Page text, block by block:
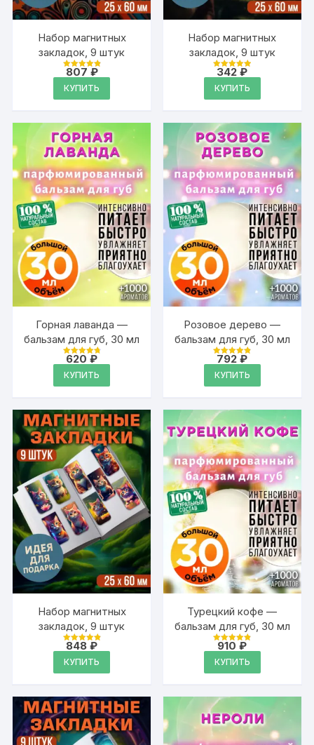
Набор магнитных
закладок, 9 штук
Оценка
из 5
807 ₽
КУПИТЬ
Набор магнитных
закладок, 9 штук
Оценка
из 5
342₽
КУПИТЬ
Горная лаванда —
бальзам для губ, 30 мл
Оценка
из 5
620₽
КУПИТЬ
Розовое дерево —
бальзам для губ, 30 мл
Оценка
из 5
792₽
КУПИТЬ
Набор магнитных
закладок, 9 штук
Оценка
из 5
848₽
КУПИТЬ
Турецкий кофе —
бальзам для губ, 30 мл
Оценка
из 5
910₽
КУПИТЬ